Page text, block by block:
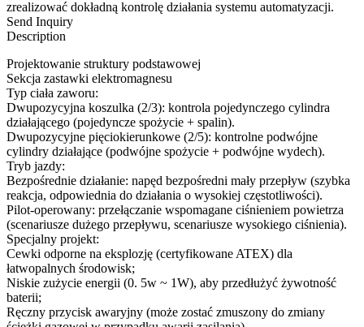
zrealizować dokładną kontrolę działania systemu automatyzacji.
Send Inquiry
Description
Projektowanie struktury podstawowej
Sekcja zastawki elektromagnesu
Typ ciała zaworu:
Dwupozycyjna koszulka (2/3): kontrola pojedynczego cylindra
działającego (pojedyncze spożycie + spalin).
Dwupozycyjne pięciokierunkowe (2/5): kontrolne podwójne
cylindry działające (podwójne spożycie + podwójne wydech).
Tryb jazdy:
Bezpośrednie działanie: napęd bezpośredni mały przepływ (szybka
reakcja, odpowiednia do działania o wysokiej częstotliwości).
Pilot-operowany: przełączanie wspomagane ciśnieniem powietrza
(scenariusze dużego przepływu, scenariusze wysokiego ciśnienia).
Specjalny projekt:
Cewki odporne na eksplozję (certyfikowane ATEX) dla
łatwopalnych środowisk;
Niskie zużycie energii (0. 5w ~ 1W), aby przedłużyć żywotność
baterii;
Ręczny przycisk awaryjny (może zostać zmuszony do zmiany